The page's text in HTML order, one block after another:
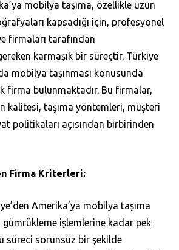
mobilya taşıma, özellikle uzun
kapsadığı için, profesyonel
firmaları tarafından
karmaşık bir süreçtir. Türkiye
mobilya taşınması konusunda
firma bulunmaktadır. Bu firmalar,
kalitesi, taşıma yöntemleri, müşteri
politikaları açısından birbirinden
Firma Kriterleri:
Amerika’ya mobilya taşıma
gümrükleme işlemlerine kadar pek
süreci sorunsuz bir şekilde